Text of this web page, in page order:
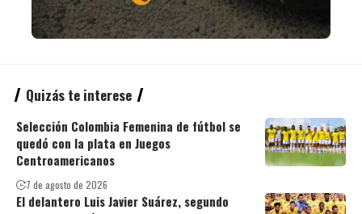
Quizás te interese
Selección Colombia Femenina de fútbol se
quedó con la plata en Juegos
Centroamericanos
7 de agosto de 2026
El delantero Luis Javier Suárez, segundo